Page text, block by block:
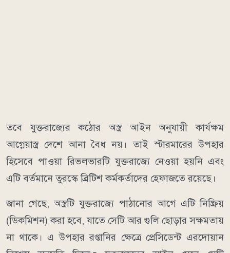
তবে যুক্তরাজ্যের কঠোর অস্ত্র আইন অনুযায়ী কার্যক্ষম
আগ্নেয়াস্ত্র দেশে আনা বৈধ নয়। তাই স্টারমারের উপহার
হিসেবে পাওয়া রিভলভারটি যুক্তরাজ্যে নেওয়া হয়নি এবং
এটি বর্তমানে তুরস্কে ব্রিটিশ কর্মকর্তাদের হেফাজতে রয়েছে।
জানা গেছে, অস্ত্রটি যুক্তরাজ্যে পাঠানোর আগে এটি নিষ্ক্রিয়
(ডিকমিশন) করা হবে, যাতে সেটি আর গুলি ছোড়ার সক্ষমতায়
না থাকে। এ উপহার রপ্তানির ক্ষেত্রে প্রেসিডেন্ট এরদোয়ান